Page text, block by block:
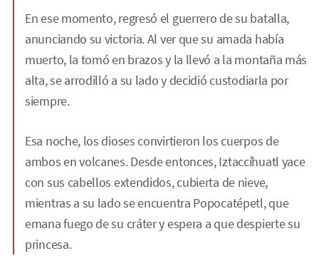
En ese momento, regresó el guerrero de su batalla,
anunciando su victoria. Al ver que su amada había
muerto, la tomó en brazos y la llevó a la montaña más
alta, se arrodilló a su lado y decidió custodiarla por
siempre.
Esa noche, los dioses convirtieron los cuerpos de
ambos en volcanes. Desde entonces, Iztaccíhuatl yace
con sus cabellos extendidos, cubierta de nieve,
mientras a su lado se encuentra Popocatépetl, que
emana fuego de su cráter y espera a que despierte su
princesa.